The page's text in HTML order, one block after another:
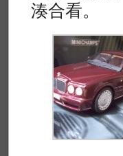
湊合看。